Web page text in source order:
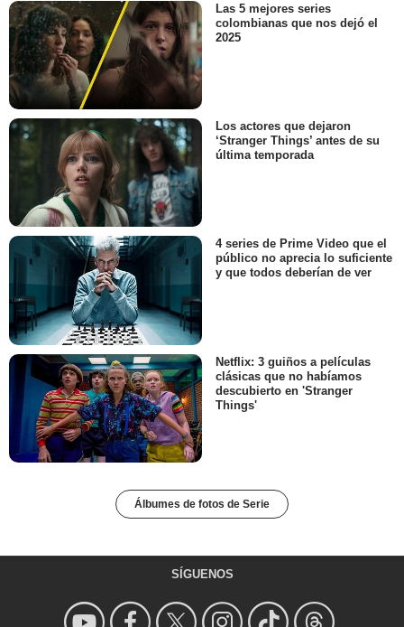
Las 5 mejores series
colombianas que nos dejó el
2025
Los actores que dejaron
‘Stranger Things’ antes de su
última temporada
4 series de Prime Video que el
público no aprecia lo suficiente
y que todos deberían de ver
Netflix: 3 guiños a películas
clásicas que no habíamos
descubierto en 'Stranger
Things'
Álbumes de fotos de Serie
SÍGUENOS